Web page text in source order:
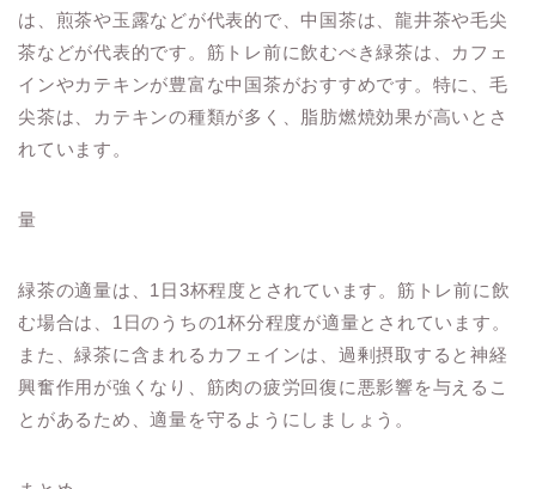
は、煎茶や玉露などが代表的で、中国茶は、龍井茶や毛尖
茶などが代表的です。筋トレ前に飲むべき緑茶は、カフェ
インやカテキンが豊富な中国茶がおすすめです。特に、毛
尖茶は、カテキンの種類が多く、脂肪燃焼効果が高いとさ
れています。
量
緑茶の適量は、1日3杯程度とされています。筋トレ前に飲
む場合は、1日のうちの1杯分程度が適量とされています。
また、緑茶に含まれるカフェインは、過剰摂取すると神経
興奮作用が強くなり、筋肉の疲労回復に悪影響を与えるこ
とがあるため、適量を守るようにしましょう。